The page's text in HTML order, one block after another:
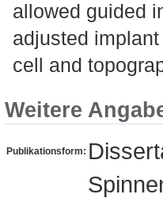
allowed guided
adjusted
cell and
Weitere
Publikationsform: